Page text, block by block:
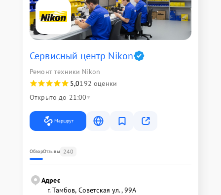
Сервисный центр Nikon
Ремонт техники Nikon
5,0192 оценки
Открыто до 21:00
Маршрут
ОбзорОтзывы 240
Адрес
г. Тамбов, Советская ул., 99А